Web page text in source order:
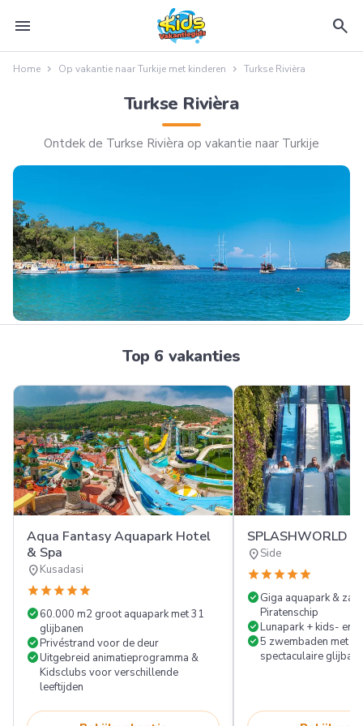
menu search
Home Op vakantie naar Turkije met kinderen Turkse Rivièra
Turkse Rivièra
Ontdek de Turkse Rivièra op vakantie naar Turkije
Top 6 vakanties
Aqua Fantasy Aquapark Hotel
& Spa
location_onKusadasi
starstarstarstarstar
check_circle60.000 m2 groot aquapark met 31
glijbanen
check_circlePrivéstrand voor de deur
check_circleUitgebreid animatieprogramma &
Kidsclubs voor verschillende
leeftijden
SPLASHWORLD
location_onSide
starstarstarstarstar
check_circleGiga aquapark &
Piratenschip
check_circleLunapark + kids- en
check_circle5 zwembaden met
spectaculaire